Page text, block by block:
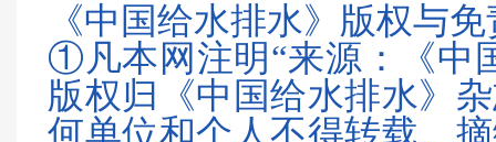
《中国给水排水》版权与
①凡本网注明“来源：《中
版权归《中国给水排水》
何单位和个人不得转载、